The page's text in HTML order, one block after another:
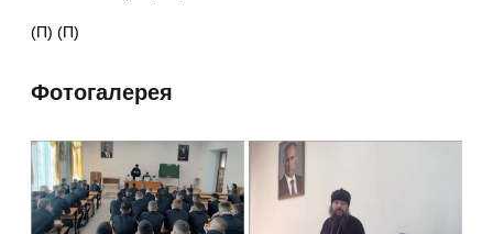
(П) (П)
Фотогалерея